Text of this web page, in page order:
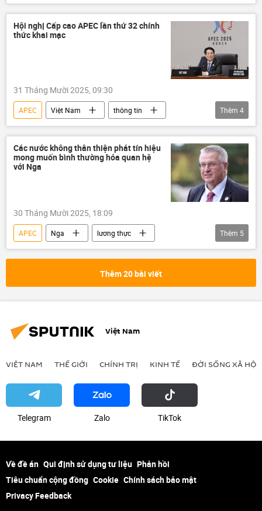
Lương Cường
Chủ tịch nước
Chính trị
Hội nghị Cấp cao APEC lần thứ 32 chính
thức khai mạc
31 Tháng Mười 2025, 09:30
APEC Việt Nam
thông tin
Hàn Quốc
Chính trị
Lương Cường
Chủ tịch nước Việt Nam
Thêm 4
Các nước không thân thiện phát tín hiệu
mong muốn bình thường hóa quan hệ
với Nga
30 Tháng Mười 2025, 18:09
APEC Nga
lương thực
nông nghiệp
Thế giới
Chính trị
Thêm 5
Thêm 20 bài viết
Việt Nam
VIỆT NAM THẾ GIỚI CHÍNH TRỊ KINH TẾ ĐỜI SỐNG XÃ HỘI
Telegram Zalo ТikТоk
Về đề án Qui định sử dụng tư liệu Phản hồi
Tiêu chuẩn cộng đồng Cookie Chính sách bảo mật
Privacy Feedback